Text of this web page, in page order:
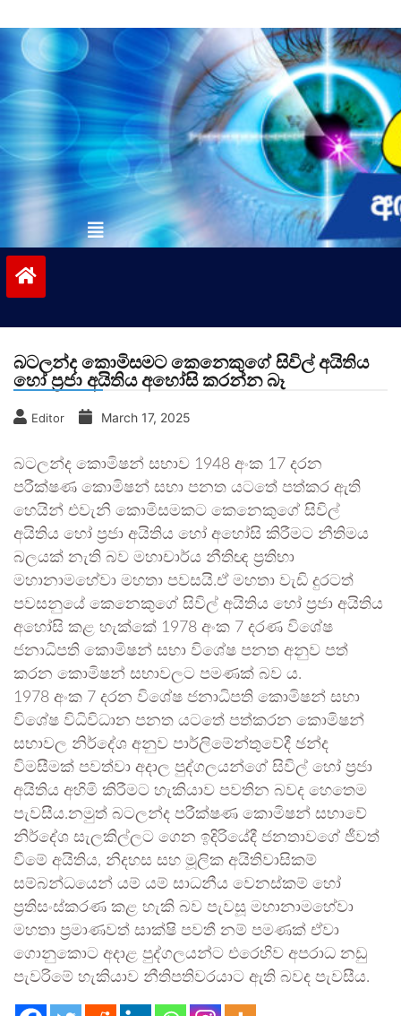
to
contentvinivida.lk
බටලන්ද කොමිසමට කෙනෙකුගේ සිවිල් අයිතිය
හෝ ප්‍රජා අයිතිය අහෝසි කරන්න බෑ
Editor March 17, 2025
බටලන්ද කොමිෂන් සභාව 1948 අංක 17 දරන
පරීක්ෂණ කොමිෂන් සභා පනත යටතේ පත්කර ඇති
හෙයින් එවැනි කොමිසමකට කෙනෙකුගේ සිවිල්
අයිතිය හෝ ප්‍රජා අයිතිය හෝ අහෝසි කිරීමට නීතිමය
බලයක් නැති බව මහාචාර්ය නීතිඥ ප්‍රතිභා
මහානාමහේවා මහතා පවසයි.ඒ මහතා වැඩි දුරටත්
පවසනුයේ කෙනෙකුගේ සිවිල් අයිතිය හෝ ප්‍රජා අයිතිය
අහෝසි කළ හැක්කේ 1978 අංක 7 දරණ විශේෂ
ජනාධිපති කොමිෂන් සභා විශේෂ පනත අනුව පත්
කරන කොමිෂන් සභාවලට පමණක් බව ය.
1978 අංක 7 දරන විශේෂ ජනාධිපති කොමිෂන් සභා
විශේෂ විධිවිධාන පනත යටතේ පත්කරන කොමිෂන්
සභාවල නිර්දේශ අනුව පාර්ලිමේන්තුවේදී ඡන්ද
විමසීමක් පවත්වා අදාල පුද්ගලයන්ගේ සිවිල් හෝ ප්‍රජා
අයිතිය අහිමි කිරීමට හැකියාව පවතින බවද හෙතෙම
පැවසීය.නමුත් බටලන්ද පරීක්ෂණ කොමිෂන් සභාවේ
නිර්දේශ සැලකිල්ලට ගෙන ඉදිරියේදී ජනතාවගේ ජීවත්
වීමේ අයිතිය, නිදහස සහ මූලික අයිතිවාසිකම්
සම්බන්ධයෙන් යම් යම් සාධනීය වෙනස්කම් හෝ
ප්‍රතිසංස්කරණ කළ හැකි බව පැවසූ මහානාමහේවා
මහතා ප්‍රමාණවත් සාක්ෂි පවතී නම් පමණක් ඒවා
ගොනුකොට අදාළ පුද්ගලයන්ට එරෙහිව අපරාධ නඩු
පැවරිමේ හැකියාව නීතිපතිවරයාට ඇති බවද පැවසීය.